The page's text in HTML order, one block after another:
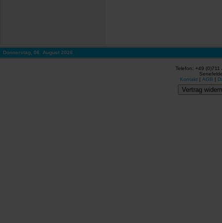
Donnerstag, 06. August 2026
Telefon: +49
Kontakt | AGB |
Vertrag